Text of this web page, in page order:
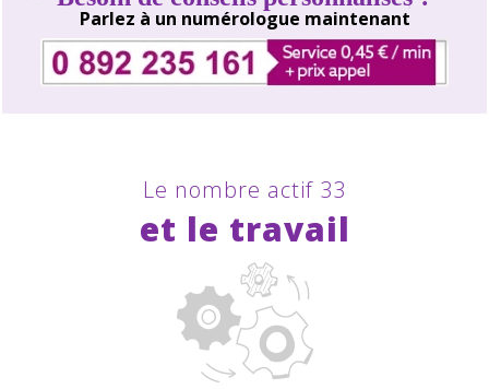
Parlez à un numérologue maintenant
Le nombre actif 33
et le travail